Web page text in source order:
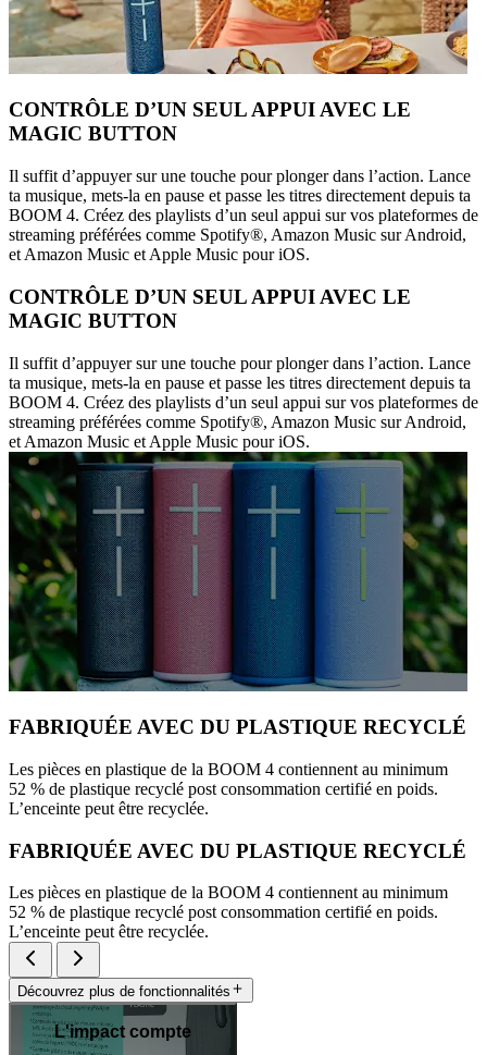
CONTRÔLE D’UN SEUL APPUI AVEC LE
MAGIC BUTTON
Il suffit d’appuyer sur une touche pour plonger dans l’action. Lance
ta musique, mets-la en pause et passe les titres directement depuis ta
BOOM 4. Créez des playlists d’un seul appui sur vos plateformes de
streaming préférées comme Spotify®, Amazon Music sur Android,
et Amazon Music et Apple Music pour iOS.
CONTRÔLE D’UN SEUL APPUI AVEC LE
MAGIC BUTTON
Il suffit d’appuyer sur une touche pour plonger dans l’action. Lance
ta musique, mets-la en pause et passe les titres directement depuis ta
BOOM 4. Créez des playlists d’un seul appui sur vos plateformes de
streaming préférées comme Spotify®, Amazon Music sur Android,
et Amazon Music et Apple Music pour iOS.
FABRIQUÉE AVEC DU PLASTIQUE RECYCLÉ
Les pièces en plastique de la BOOM 4 contiennent au minimum
52 % de plastique recyclé post consommation certifié en poids.
L’enceinte peut être recyclée.
FABRIQUÉE AVEC DU PLASTIQUE RECYCLÉ
Les pièces en plastique de la BOOM 4 contiennent au minimum
52 % de plastique recyclé post consommation certifié en poids.
L’enceinte peut être recyclée.
Découvrez plus de fonctionnalités
L'impact compte